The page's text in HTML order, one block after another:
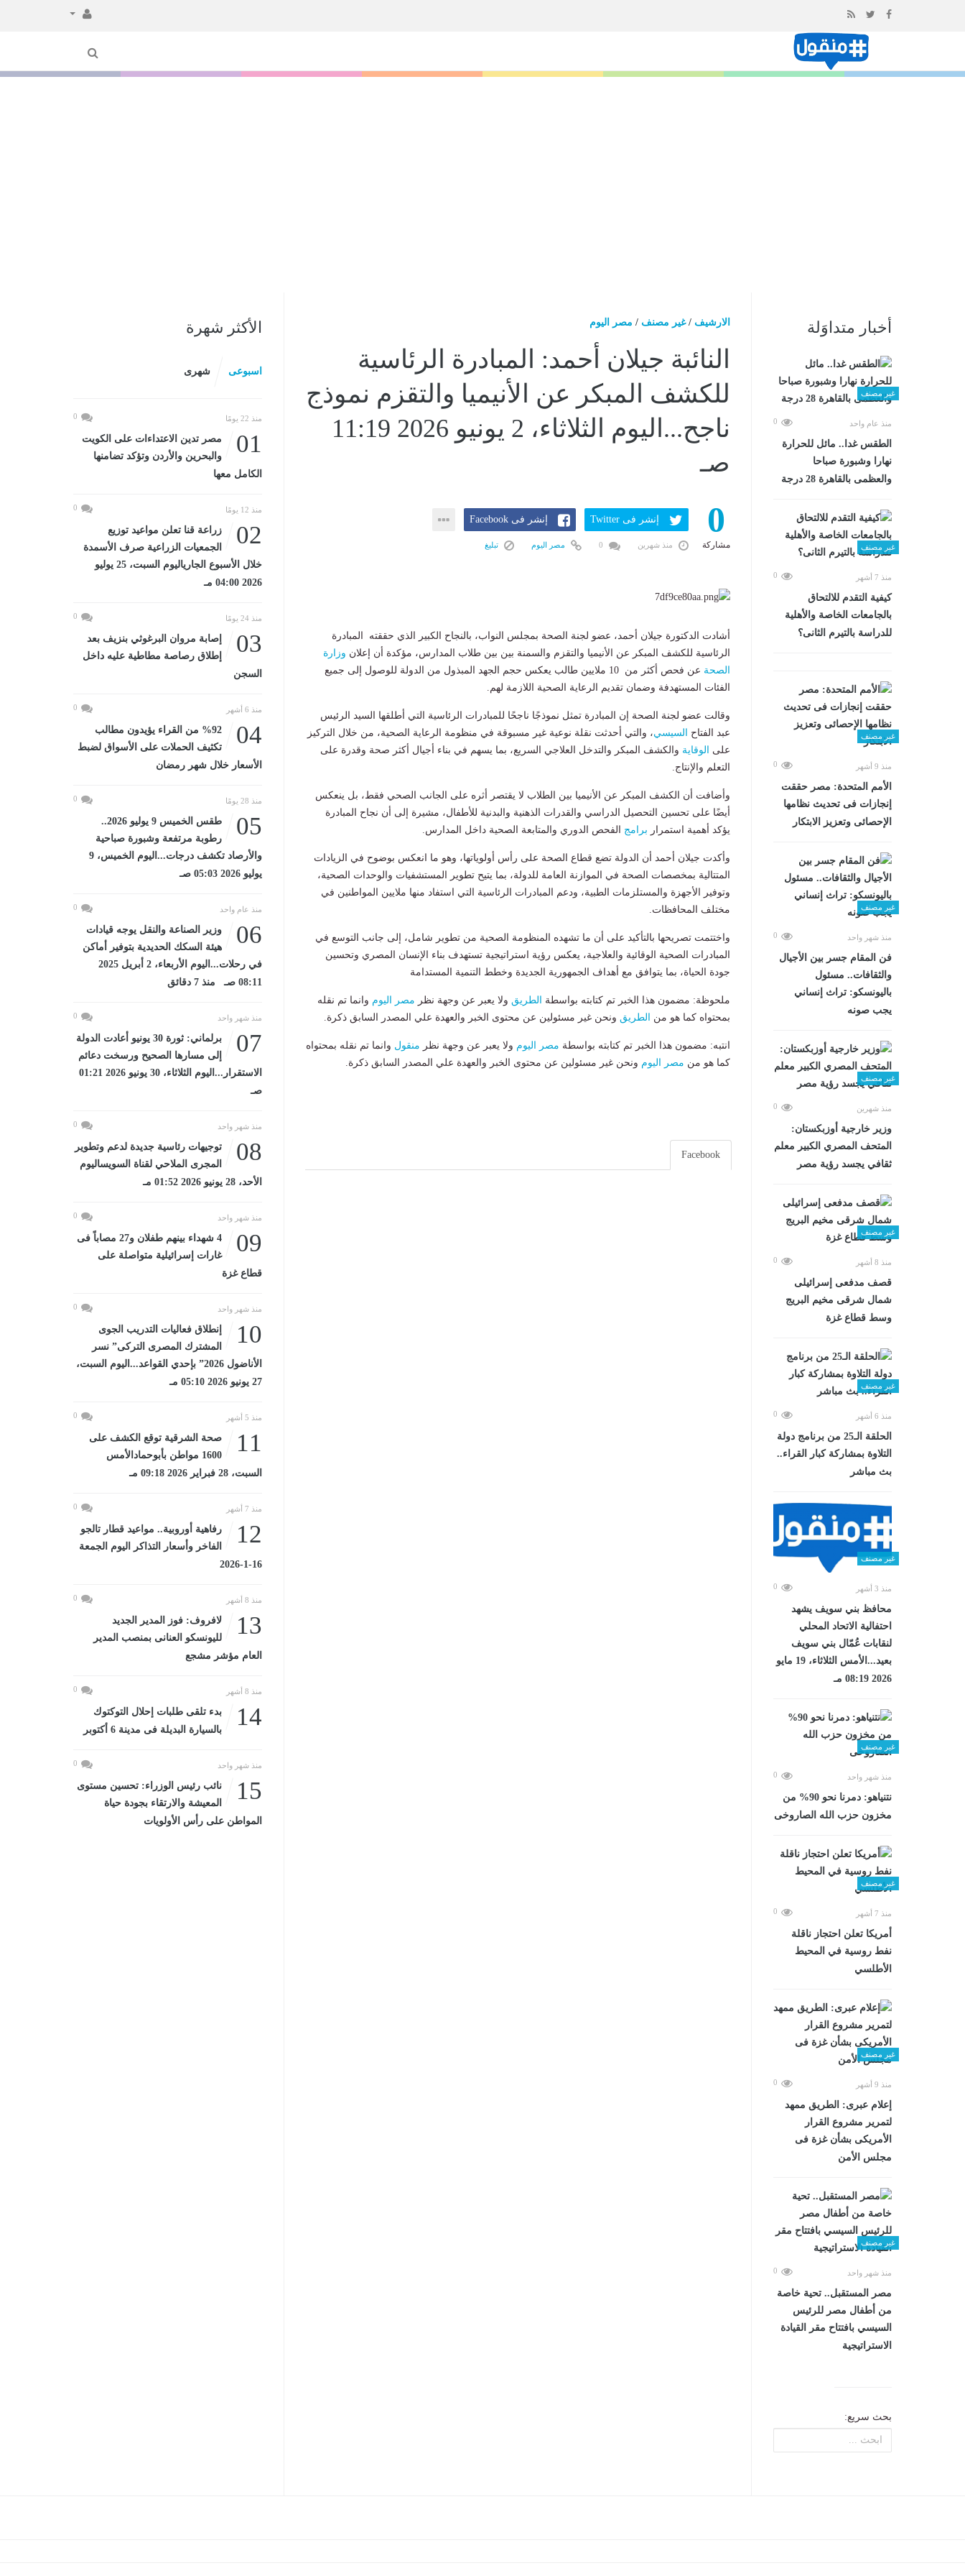
المحتوى
أخبار متداوَلة
غير مصنف
منذ عام واحد 0
الطقس غدا.. مائل للحرارة
نهارا وشبورة صباحا
والعظمى بالقاهرة 28 درجة
غير مصنف
منذ 7 أشهر 0
كيفية التقدم للالتحاق
بالجامعات الخاصة والأهلية
للدراسة بالتيرم الثانى؟
غير مصنف
منذ 9 أشهر 0
الأمم المتحدة: مصر حققت
إنجازات فى تحديث نظامها
الإحصائى وتعزيز الابتكار
غير مصنف
منذ شهر واحد 0
فن المقام جسر بين الأجيال
والثقافات.. مسئول
باليونسكو: تراث إنساني
يجب صونه
غير مصنف
منذ شهرين 0
وزير خارجية أوزبكستان:
المتحف المصري الكبير معلم
ثقافي يجسد رؤية مصر
غير مصنف
منذ 8 أشهر 0
قصف مدفعى إسرائيلى
شمال شرقى مخيم البريج
وسط قطاع غزة
غير مصنف
منذ 6 أشهر 0
الحلقة الـ25 من برنامج دولة
التلاوة بمشاركة كبار القراء..
بث مباشر
غير مصنف
منذ 3 أشهر 0
محافظ بني سويف يشهد
احتفالية الاتحاد المحلي
لنقابات عُمّال بني سويف
بعيد...الأمس الثلاثاء، 19 مايو
2026 08:19 مـ
غير مصنف
منذ شهر واحد 0
نتنياهو: دمرنا نحو 90% من
مخزون حزب الله الصاروخى
غير مصنف
منذ 7 أشهر 0
أمريكا تعلن احتجاز ناقلة
نفط روسية في المحيط
الأطلسي
غير مصنف
منذ 9 أشهر 0
إعلام عبرى: الطريق ممهد
لتمرير مشروع القرار
الأمريكى بشأن غزة فى
مجلس الأمن
غير مصنف
منذ شهر واحد 0
مصر المستقبل.. تحية خاصة
من أطفال مصر للرئيس
السيسي بافتتاح مقر القيادة
الاستراتيجية
بحث سريع:
الارشيف /غير مصنف / مصر اليوم
النائبة جيلان أحمد: المبادرة الرئاسية
للكشف المبكر عن الأنيميا والتقزم نموذج
ناجح...اليوم الثلاثاء، 2 يونيو 2026 11:19
صـ
0
مشاركة
إنشر فى Twitter إنشر فى Facebook
منذ شهرين مصر اليوم تبليغ
أشادت الدكتورة جيلان أحمد، عضو لجنة الصحة بمجلس النواب، بالنجاح الكبير الذي حققته المبادرة
الرئاسية للكشف المبكر عن الأنيميا والتقزم والسمنة بين بين طلاب المدارس، مؤكدة أن إعلان وزارة
الصحة
عن فحص أكثر من 10 ملايين طالب يعكس حجم الجهد المبذول من الدولة للوصول إلى جميع
الفئات المستهدفة وضمان تقديم الرعاية الصحية اللازمة لهم.
وقالت عضو لجنة الصحة إن المبادرة تمثل نموذجًا ناجحًا للمبادرات الرئاسية التي أطلقها السيد الرئيس
عبد الفتاح
السيسي، والتي أحدثت نقلة نوعية غير مسبوقة في منظومة الرعاية الصحية، من خلال التركيز
على
الوقاية والكشف المبكر والتدخل العلاجي السريع، بما يسهم في بناء أجيال أكثر صحة وقدرة على
التعلم والإنتاج.
وأضافت أن الكشف المبكر عن الأنيميا بين الطلاب لا يقتصر أثره على الجانب الصحي فقط، بل ينعكس
أيضًا على تحسين التحصيل الدراسي والقدرات الذهنية والبدنية للأطفال، مشيرة إلى أن نجاح المبادرة
يؤكد أهمية استمرار برامج الفحص الدوري والمتابعة الصحية داخل المدارس.
وأكدت جيلان أحمد أن الدولة تضع قطاع الصحة على رأس أولوياتها، وهو ما انعكس بوضوح في الزيادات
المتتالية بمخصصات الصحة في الموازنة العامة للدولة، بما يتيح تطوير المستشفيات والوحدات الصحية،
وتوفير الأجهزة والمستلزمات الطبية، ودعم المبادرات الرئاسية التي استفاد منها ملايين المواطنين في
مختلف المحافظات.
واختتمت تصريحها بالتأكيد على أن ما تشهده المنظومة الصحية من تطوير شامل، إلى جانب التوسع في
المبادرات الصحية الوقائية والعلاجية، يعكس رؤية استراتيجية تستهدف بناء الإنسان المصري وتحسين
جودة الحياة، بما يتوافق مع أهداف الجمهورية الجديدة وخطط التنمية المستدامة
ملحوظة: مضمون هذا الخبر تم كتابته بواسطة الطريق ولا يعبر عن وجهة نظر مصر اليوم وانما تم نقله
بمحتواه كما هو من
الطريق ونحن غير مسئولين عن محتوى الخبر والعهدة علي المصدر السابق ذكرة.
انتبه: مضمون هذا الخبر تم كتابته بواسطة مصر اليوم ولا يعبر عن وجهة نظر منقول وانما تم نقله بمحتواه
كما هو من مصر اليوم ونحن غير مسئولين عن محتوى الخبر والعهدة علي المصدر السابق ذكرة.
Facebook
الأكثر شهرة
اسبوعى شهرى
منذ 22 يومًا 0
01
مصر تدين الاعتداءات على الكويت
والبحرين والأردن وتؤكد تضامنها
الكامل معها
منذ 12 يومًا 0
02
زراعة قنا تعلن مواعيد توزيع
الجمعيات الزراعية صرف الأسمدة
خلال الأسبوع الجارياليوم السبت، 25 يوليو
2026 04:00 مـ
منذ 24 يومًا 0
03
إصابة مروان البرغوثي بنزيف بعد
إطلاق رصاصة مطاطية عليه داخل
السجن
منذ 6 أشهر 0
04
%92 من القراء يؤيدون مطالب
تكثيف الحملات على الأسواق لضبط
الأسعار خلال شهر رمضان
منذ 28 يومًا 0
05
طقس الخميس 9 يوليو 2026..
رطوبة مرتفعة وشبورة صباحية
والأرصاد تكشف درجات...اليوم الخميس، 9
يوليو 2026 05:03 صـ
منذ عام واحد 0
06
وزير الصناعة والنقل يوجه قيادات
هيئة السكك الحديدية بتوفير أماكن
في رحلات...اليوم الأربعاء، 2 أبريل 2025
08:11 صـ منذ 7 دقائق
منذ شهر واحد 0
07
برلماني: ثورة 30 يونيو أعادت الدولة
إلى مسارها الصحيح ورسخت دعائم
الاستقرار...اليوم الثلاثاء، 30 يونيو 2026 01:21
صـ
منذ شهر واحد 0
08
توجيهات رئاسية جديدة لدعم وتطوير
المجرى الملاحي لقناة السويساليوم
الأحد، 28 يونيو 2026 01:52 مـ
منذ شهر واحد 0
09
4 شهداء بينهم طفلان و27 مصاباً فى
غارات إسرائيلية متواصلة على
قطاع غزة
منذ شهر واحد 0
10
إنطلاق فعاليات التدريب الجوى
المشترك المصرى التركى” نسر
الأناضول 2026” بإحدي القواعد...اليوم السبت،
27 يونيو 2026 05:10 مـ
منذ 5 أشهر 0
11
صحة الشرقية توقع الكشف على
1600 مواطن بأبوحمادالأمس
السبت، 28 فبراير 2026 09:18 مـ
منذ 7 أشهر 0
12
رفاهية أوروبية.. مواعيد قطار تالجو
الفاخر وأسعار التذاكر اليوم الجمعة
16-1-2026
منذ 8 أشهر 0
13
لافروف: فوز المدير الجديد
لليونسكو العنانى بمنصب المدير
العام مؤشر مشجع
منذ 8 أشهر 0
14
بدء تلقى طلبات إحلال التوكتوك
بالسيارة البديلة فى مدينة 6 أكتوبر
منذ شهر واحد 0
15
نائب رئيس الوزراء: تحسين مستوى
المعيشة والارتقاء بجودة حياة
المواطن على رأس الأولويات